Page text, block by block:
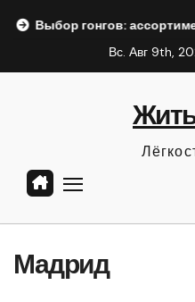
гонгов: ассортимент и
Вс. Авг 9th,
Мадрид